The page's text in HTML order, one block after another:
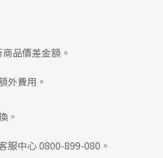
商品價差金額 。
外費用。
。
服中心 0800-899-080 。